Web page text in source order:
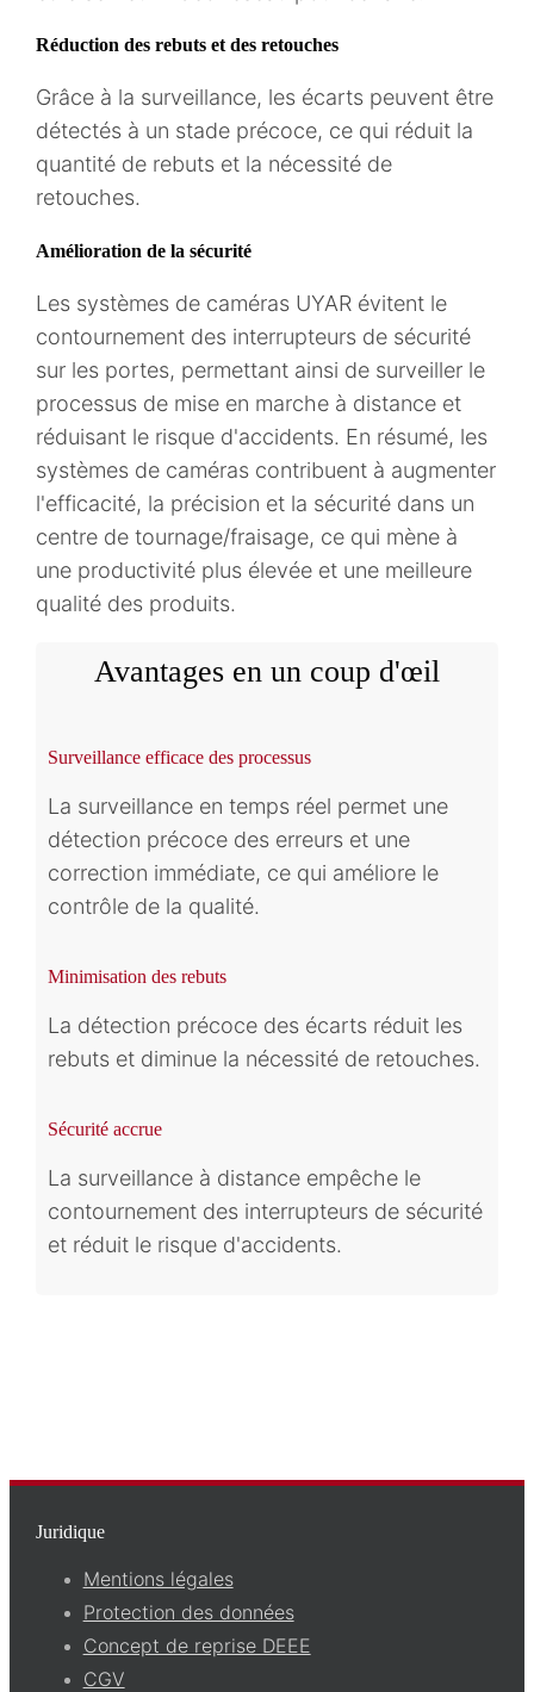
Réduction des rebuts et des retouches
Grâce à la surveillance, les écarts peuvent être
détectés à un stade précoce, ce qui réduit la
quantité de rebuts et la nécessité de
retouches.
Amélioration de la sécurité
Les systèmes de caméras UYAR évitent le
contournement des interrupteurs de sécurité
sur les portes, permettant ainsi de surveiller le
processus de mise en marche à distance et
réduisant le risque d'accidents. En résumé, les
systèmes de caméras contribuent à augmenter
l'efficacité, la précision et la sécurité dans un
centre de tournage/fraisage, ce qui mène à
une productivité plus élevée et une meilleure
qualité des produits.
Avantages en un coup d'œil
Surveillance efficace des processus
La surveillance en temps réel permet une
détection précoce des erreurs et une
correction immédiate, ce qui améliore le
contrôle de la qualité.
Minimisation des rebuts
La détection précoce des écarts réduit les
rebuts et diminue la nécessité de retouches.
Sécurité accrue
La surveillance à distance empêche le
contournement des interrupteurs de sécurité
et réduit le risque d'accidents.
Juridique
Mentions légales
Protection des données
Concept de reprise DEEE
CGV